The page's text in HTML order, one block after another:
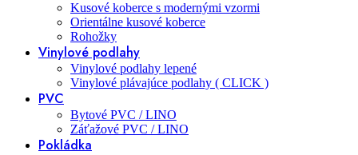
Kusové koberce s modernými vzormi
Orientálne kusové koberce
Rohožky
Vinylové podlahy
Vinylové podlahy lepené
Vinylové plávajúce podlahy ( CLICK )
PVC
Bytové PVC / LINO
Záťažové PVC / LINO
Pokládka